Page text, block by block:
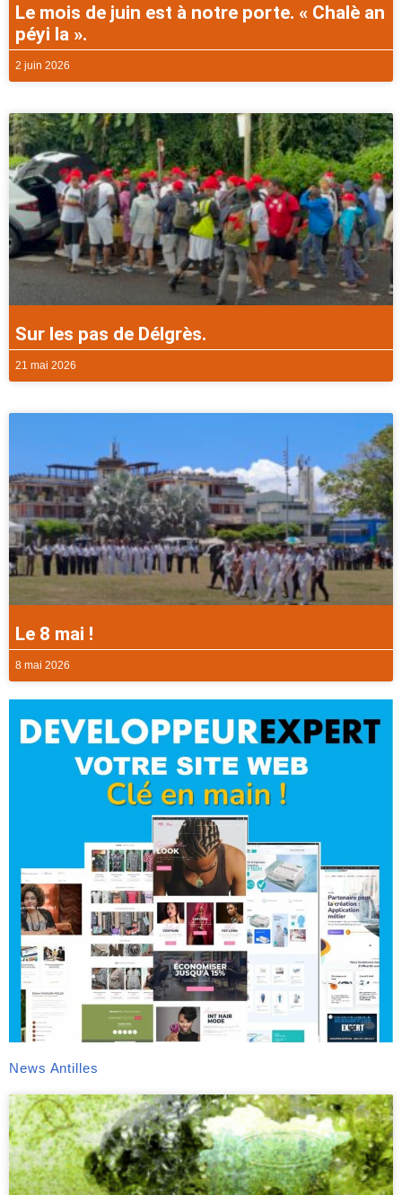
Le mois de juin est à notre porte. « Chalè an
péyi la ».
2 juin 2026
Sur les pas de Délgrès.
21 mai 2026
Le 8 mai !
8 mai 2026
News Antilles